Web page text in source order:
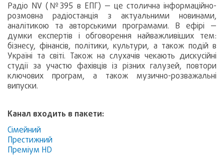
Радіо NV (№395 в ЕПГ) — це столична інформаційно-
розмовна радіостанція з актуальними новинами,
аналітикою та авторськими програмами. В ефірі —
думки експертів і обговорення найважливіших тем:
бізнесу, фінансів, політики, культури, а також подій в
Україні та світі. Також на слухачів чекають дискусійні
студії за участю фахівців із різних галузей, повтори
ключових програм, а також музично-розважальні
випуски.
Канал входить в пакети:
Сімейний
Престижний
Преміум HD